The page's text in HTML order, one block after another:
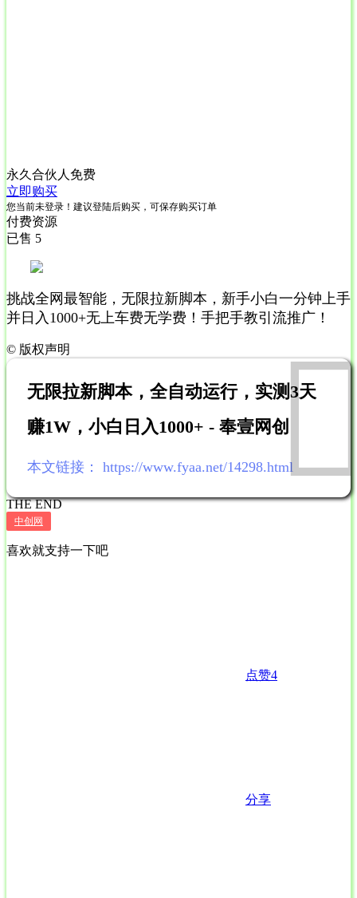
永久合伙人 免费
立即购买
您当前未登录！建议登陆后购买，可保存购买订单
付费资源
已售 5
挑战全网最智能，无限拉新脚本，新手小白一分钟上手
并日入1000+无上车费无学费！手把手教引流推广！
© 版权声明
无限拉新脚本，全自动运行，实测3天
赚1W，小白日入1000+ - 奉壹网创
本文链接： https://www.fyaa.net/14298.html
THE END
中创网
喜欢就支持一下吧
点赞4
分享